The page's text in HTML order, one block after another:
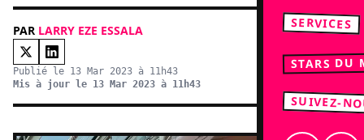
SERVICES
STARS DU
SUIVEZ-
PAR LARRY EZE ESSALA
Publié le 13 Mar 2023 à 11h43
Mis à jour le 13 Mar 2023 à 11h43